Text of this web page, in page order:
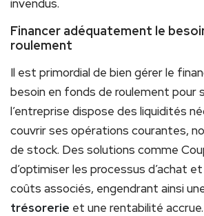
invendus.
Financer adéquatement le
roulement
Il est primordial de bien gérer le
besoin en fonds de roulement pour
l’entreprise dispose des liquidités
couvrir ses opérations courantes,
de stock. Des solutions comme
d’optimiser les processus d’achat
coûts associés, engendrant ainsi
trésorerie et une rentabilité accrue.